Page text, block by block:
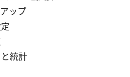
ップ
統計